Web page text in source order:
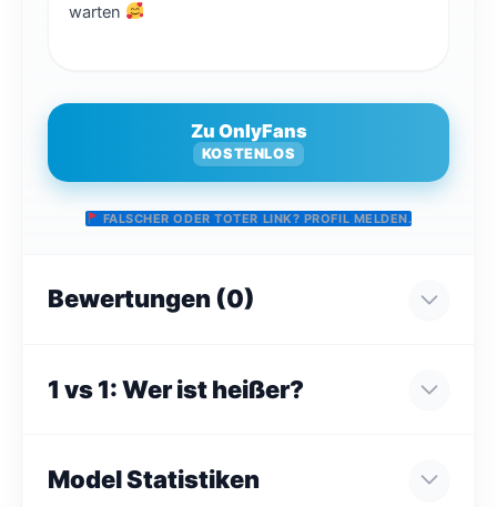
warten
Zu OnlyFans
KOSTENLOS
FALSCHER ODER TOTER LINK? PROFIL MELDEN.
Bewertungen (0)
1 vs 1: Wer ist heißer?
Model Statistiken